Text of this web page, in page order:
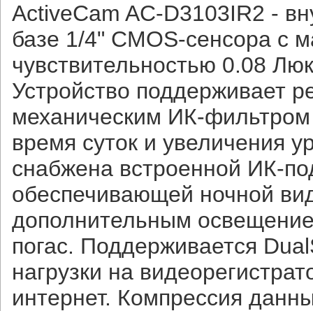
ActiveCam AC-D3103IR2 -
базе 1/4" CMOS-сенсора с
чувствительностью 0.08
Устройство поддерживает
механическим ИК-фильтром
время суток и увеличения
снабжена встроенной ИК-
обеспечивающей ночной
дополнительным
погас. Поддерживается
нагрузки на
интернет. Компрессия